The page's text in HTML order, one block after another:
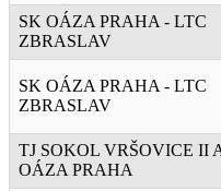
SK OÁZA PRAHA - LTC
ZBRASLAV
SK OÁZA PRAHA - LTC
ZBRASLAV
TJ SOKOL VRŠOVICE II
OÁZA PRAHA